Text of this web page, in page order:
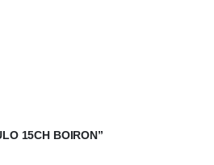
15CH BOIRON”